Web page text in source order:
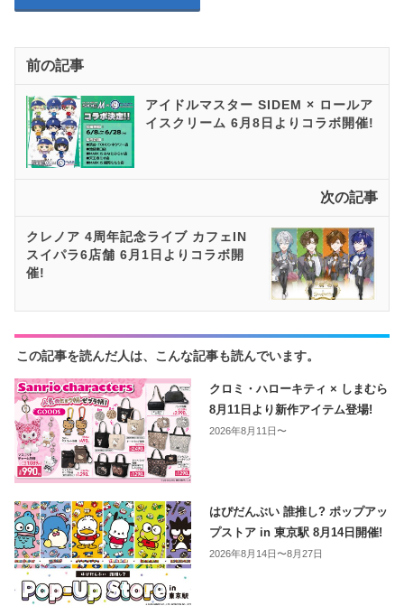
前の記事
アイドルマスター SIDEM × ロールア
イスクリーム 6月8日よりコラボ開催!
次の記事
クレノア 4周年記念ライブ カフェIN
スイパラ6店舗 6月1日よりコラボ開
催!
この記事を読んだ人は、こんな記事も読んでいます。
クロミ・ハローキティ × しまむら
8月11日より新作アイテム登場!
2026年8月11日〜
はぴだんぶい 誰推し? ポップアッ
プストア in 東京駅 8月14日開催!
2026年8月14日〜8月27日